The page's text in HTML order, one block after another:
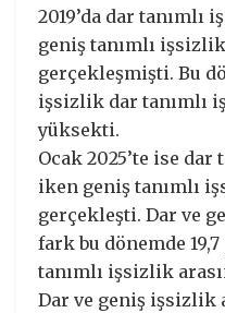
2019’da dar tanımlı
geniş tanımlı
gerçekleşmişti. Bu
işsizlik dar tanımlı
yüksekti.
Ocak 2025’te ise
iken geniş tanımlı
gerçekleşti. Dar ve
fark bu dönemde
tanımlı işsizlik
Dar ve geniş işsizlik